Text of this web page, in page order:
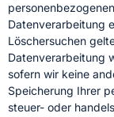
Datenverarbeitung
Löschersuchen
Datenverarbeitung
sofern wir keine
Speicherung Ihrer
steuer- oder